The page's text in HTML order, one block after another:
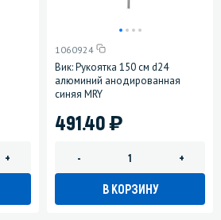
+
1060924
Вик: Рукоятка 150 см d24
алюминий анодированная
синяя MRY
491.40)
- +
В КОРЗИНУ